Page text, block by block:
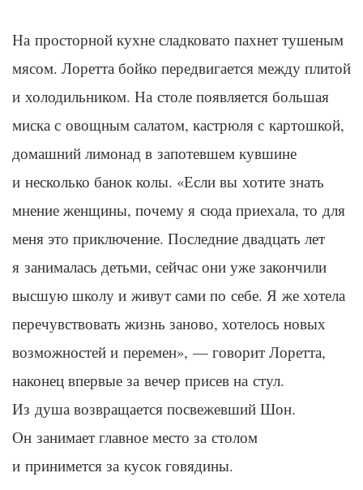
На просторной кухне сладковато пахнет тушеным
мясом. Лоретта бойко передвигается между плитой
и холодильником. На столе появляется большая
миска с овощным салатом, кастрюля с картошкой,
домашний лимонад в запотевшем кувшине
и несколько банок колы. «Если вы хотите знать
мнение женщины, почему я сюда приехала, то для
меня это приключение. Последние двадцать лет
я занималась детьми, сейчас они уже закончили
высшую школу и живут сами по себе. Я же хотела
перечувствовать жизнь заново, хотелось новых
возможностей и перемен», — говорит Лоретта,
наконец впервые за вечер присев на стул.
Из душа возвращается посвежевший Шон.
Он занимает главное место за столом
и принимется за кусок говядины.